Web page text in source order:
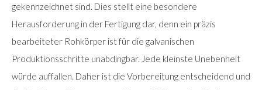
gekennzeichnet sind. Dies stellt eine besondere
Herausforderung in der Fertigung dar, denn ein präzis
bearbeiteter Rohkörper ist für die galvanischen
Produktionsschritte unabdingbar. Jede kleinste Unebenheit
würde auffallen. Daher ist die Vorbereitung entscheidend und